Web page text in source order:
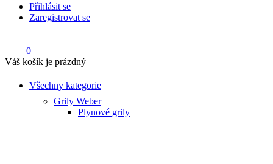
Přihlásit se
Zaregistrovat se
0
Váš košík je prázdný
Všechny kategorie
Grily Weber
Plynové grily